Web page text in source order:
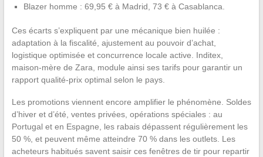
Blazer homme : 69,95 € à Madrid, 73 € à Casablanca.
Ces écarts s’expliquent par une mécanique bien huilée :
adaptation à la fiscalité, ajustement au pouvoir d’achat,
logistique optimisée et concurrence locale active. Inditex,
maison-mère de Zara, module ainsi ses tarifs pour garantir un
rapport qualité-prix optimal selon le pays.
Les promotions viennent encore amplifier le phénomène. Soldes
d’hiver et d’été, ventes privées, opérations spéciales : au
Portugal et en Espagne, les rabais dépassent régulièrement les
50 %, et peuvent même atteindre 70 % dans les outlets. Les
acheteurs habitués savent saisir ces fenêtres de tir pour repartir